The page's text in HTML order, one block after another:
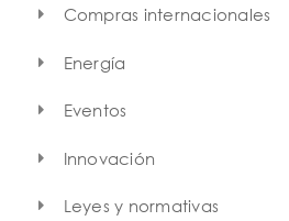
Compras internacionales
Energía
Eventos
Innovación
Leyes y normativas